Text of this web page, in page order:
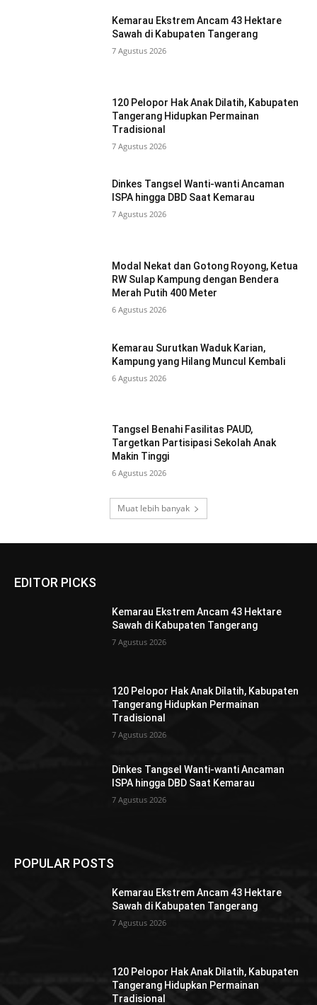
Kemarau Ekstrem Ancam 43 Hektare
Sawah di Kabupaten Tangerang
7 Agustus 2026
120 Pelopor Hak Anak Dilatih, Kabupaten
Tangerang Hidupkan Permainan
Tradisional
7 Agustus 2026
Dinkes Tangsel Wanti-wanti Ancaman
ISPA hingga DBD Saat Kemarau
7 Agustus 2026
Modal Nekat dan Gotong Royong, Ketua
RW Sulap Kampung dengan Bendera
Merah Putih 400 Meter
6 Agustus 2026
Kemarau Surutkan Waduk Karian,
Kampung yang Hilang Muncul Kembali
6 Agustus 2026
Tangsel Benahi Fasilitas PAUD,
Targetkan Partisipasi Sekolah Anak
Makin Tinggi
6 Agustus 2026
Muat lebih banyak
EDITOR PICKS
Kemarau Ekstrem Ancam 43 Hektare
Sawah di Kabupaten Tangerang
7 Agustus 2026
120 Pelopor Hak Anak Dilatih, Kabupaten
Tangerang Hidupkan Permainan
Tradisional
7 Agustus 2026
Dinkes Tangsel Wanti-wanti Ancaman
ISPA hingga DBD Saat Kemarau
7 Agustus 2026
POPULAR POSTS
Kemarau Ekstrem Ancam 43 Hektare
Sawah di Kabupaten Tangerang
7 Agustus 2026
120 Pelopor Hak Anak Dilatih, Kabupaten
Tangerang Hidupkan Permainan
Tradisional